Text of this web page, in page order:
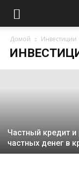
Домой Инвестиции
Как вложить
Наталья Рогова -
Частный кредит
частных денег в